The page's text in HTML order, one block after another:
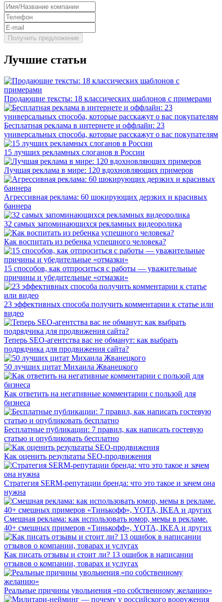
Лучшие статьи
Продающие тексты: 18 классических шаблонов с примерами
Бесплатная реклама в интернете и оффлайн: 23
универсальных способа, которые расскажут о вас покупателям
15 лучших рекламных слоганов в России
Лучшая реклама в мире: 120 вдохновляющих примеров
Агрессивная реклама: 60 шокирующих дерзких и красивых
баннера
32 самых запоминающихся рекламных видеоролика
Как воспитать из ребенка успешного человека?
15 способов, как отпроситься с работы — уважительные
причины и убедительные «отмазки»
23 эффективных способа получить комментарии к статье или
видео
Теперь SEO-агентства вас не обманут: как выбрать
подрядчика для продвижения сайта?
50 лучших цитат Михаила Жванецкого
Как ответить на негативные комментарии с пользой для
бизнеса
Бесплатные публикации: 7 правил, как написать гостевую
статью и опубликовать бесплатно
Как оценить результаты SEO-продвижения
Стратегия SERM-репутации бренда: что это такое и зачем она
нужна
Смешная реклама: как использовать юмор, мемы в рекламе.
40+ смешных примеров «Тинькофф», YOTA, IKEA и других
Как писать отзывы и стоит ли? 13 ошибок в написании
отзывов о компании, товарах и услугах
Реальные причины увольнения «по собственному желанию»